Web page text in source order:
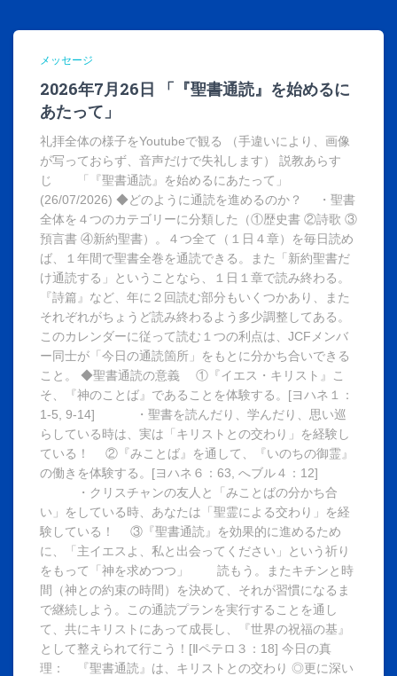
メッセージ
2026年7月26日 「『聖書通読』を始めるに
あたって」
礼拝全体の様子をYoutubeで観る （手違いにより、画像
が写っておらず、音声だけで失礼します） 説教あらす
じ 「『聖書通読』を始めるにあたって」
(26/07/2026) ◆どのように通読を進めるのか？ ・聖書
全体を４つのカテゴリーに分類した（①歴史書 ②詩歌 ③
預言書 ④新約聖書）。４つ全て（１日４章）を毎日読め
ば、１年間で聖書全巻を通読できる。また「新約聖書だ
け通読する」ということなら、１日１章で読み終わる。
『詩篇』など、年に２回読む部分もいくつかあり、また
それぞれがちょうど読み終わるよう多少調整してある。
このカレンダーに従って読む１つの利点は、JCFメンバ
ー同士が「今日の通読箇所」をもとに分かち合いできる
こと。 ◆聖書通読の意義 ①『イエス・キリスト』こ
そ、『神のことば』であることを体験する。[ヨハネ１：
1-5, 9-14] ・聖書を読んだり、学んだり、思い巡
らしている時は、実は「キリストとの交わり」を経験し
ている！ ②『みことば』を通して、『いのちの御霊』
の働きを体験する。[ヨハネ６：63, へブル４：12]
・クリスチャンの友人と「みことばの分かち合
い」をしている時、あなたは「聖霊による交わり」を経
験している！ ③『聖書通読』を効果的に進めるため
に、「主イエスよ、私と出会ってください」という祈り
をもって「神を求めつつ」 読もう。またキチンと時
間（神との約束の時間）を決めて、それが習慣になるま
で継続しよう。この通読プランを実行することを通し
て、共にキリストにあって成長し、『世界の祝福の基』
として整えられて行こう！[Ⅱペテロ３：18] 今日の真
理： 『聖書通読』は、キリストとの交わり ◎更に深い